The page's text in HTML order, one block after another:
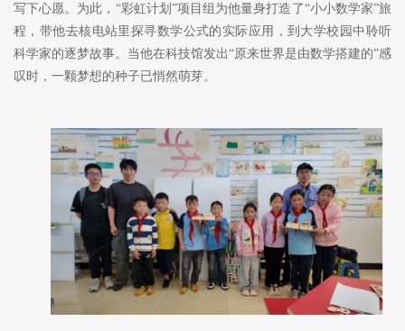
写下心愿。为此， “彩虹计划”项目组 为他量身打造了“小小数学家”旅
程 ， 带他去核电站里探寻数学公式的 实际应用，到大学校园中聆听
科学家的逐梦故事。当他在科技馆发出“原来世界是由数学搭建的”感
叹时，一颗梦想的种子已悄然萌芽。